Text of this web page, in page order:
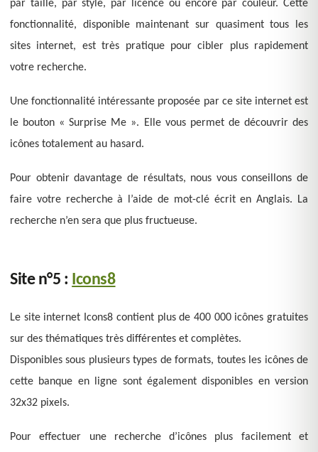
par taille, par style, par licence ou encore par couleur. Cette
fonctionnalité, disponible maintenant sur quasiment tous les
sites internet, est très pratique pour cibler plus rapidement
votre recherche.
Une fonctionnalité intéressante proposée par ce site internet est
le bouton « Surprise Me ». Elle vous permet de découvrir des
icônes totalement au hasard.
Pour obtenir davantage de résultats, nous vous conseillons de
faire votre recherche à l’aide de mot-clé écrit en Anglais. La
recherche n’en sera que plus fructueuse.
Site n°5 : Icons8
Le site internet Icons8 contient plus de 400 000 icônes gratuites
sur des thématiques très différentes et complètes.
Disponibles sous plusieurs types de formats, toutes les icônes de
cette banque en ligne sont également disponibles en version
32x32 pixels.
Pour effectuer une recherche d’icônes plus facilement et